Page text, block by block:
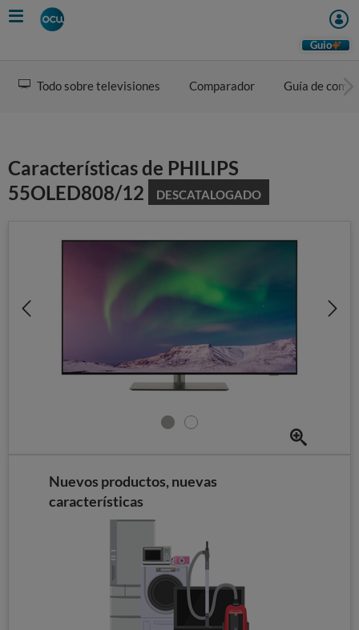
Skip
to
Guio
Todo sobre televisiones Comparador Guía de
Características de PHILIPS
55OLED808/12
DESCATALOGADO
Nuevos productos, nuevas
características